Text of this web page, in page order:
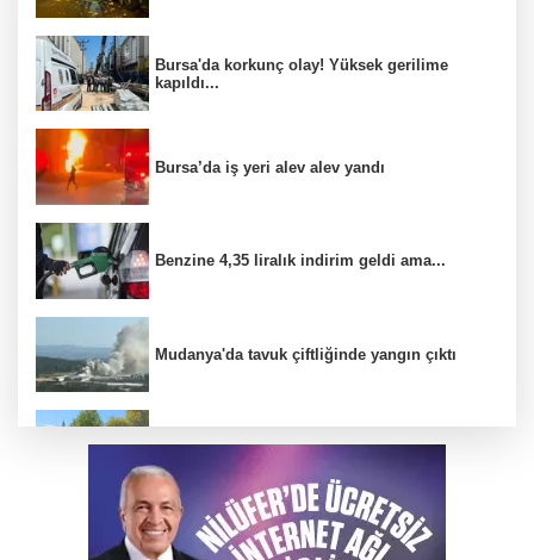
Bursa'da korkunç olay! Yüksek gerilime
kapıldı...
Bursa’da iş yeri alev alev yandı
Benzine 4,35 liralık indirim geldi ama...
Mudanya'da tavuk çiftliğinde yangın çıktı
değişikliğine hazırlanıyor
Elini spiral makinesine kaptırdı